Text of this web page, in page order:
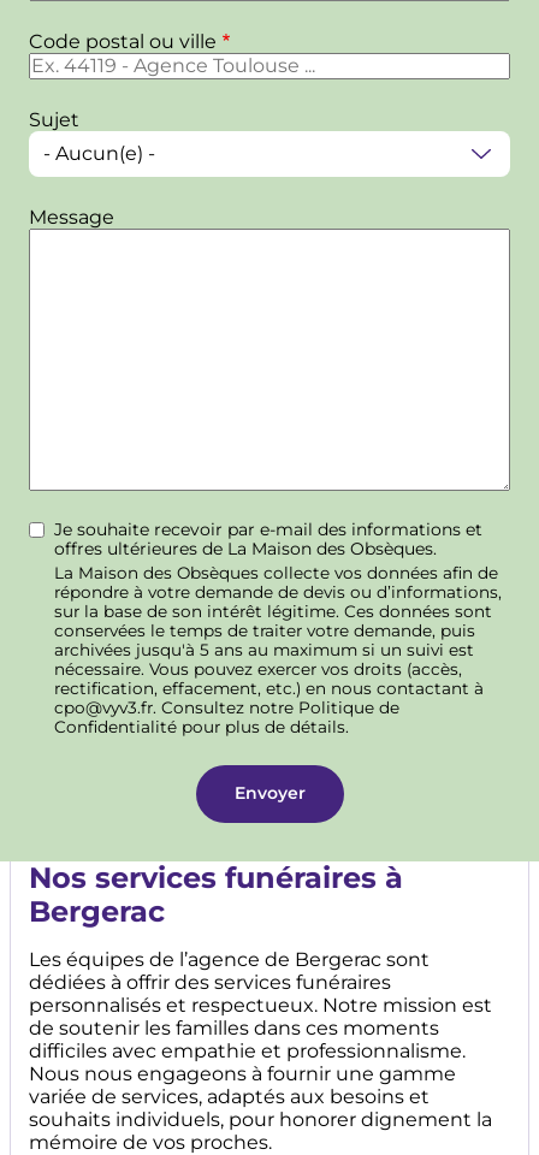
Code postal ou ville
Sujet
Message
Je souhaite recevoir par e-mail des informations et
offres ultérieures de La Maison des Obsèques.
La Maison des Obsèques collecte vos données afin de
répondre à votre demande de devis ou d’informations,
sur la base de son intérêt légitime. Ces données sont
conservées le temps de traiter votre demande, puis
archivées jusqu'à 5 ans au maximum si un suivi est
nécessaire. Vous pouvez exercer vos droits (accès,
rectification, effacement, etc.) en nous contactant à
cpo@vyv3.fr. Consultez notre Politique de
Confidentialité pour plus de détails.
Nos services funéraires à
Bergerac
Les équipes de l’agence de Bergerac sont
dédiées à offrir des services funéraires
personnalisés et respectueux. Notre mission est
de soutenir les familles dans ces moments
difficiles avec empathie et professionnalisme.
Nous nous engageons à fournir une gamme
variée de services, adaptés aux besoins et
souhaits individuels, pour honorer dignement la
mémoire de vos proches.